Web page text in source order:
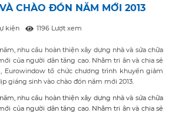
CHÀO ĐÓN NĂM MỚI 2013
kiện 1196 Lượt xem
nhu cầu hoàn thiện xây dựng nhà và sửa chữa
của người dân tăng cao. Nhằm tri ân và chia sẻ
Eurowindow tổ chức chương trình khuyến giảm
giáng sinh vào chào đón năm mới 2013.
nhu cầu hoàn thiện xây dựng nhà và sửa chữa
của người dân tăng cao. Nhằm tri ân và chia sẻ